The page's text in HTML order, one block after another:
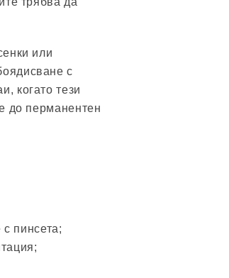
или
с
когато тези
до перманентен
пинсета;